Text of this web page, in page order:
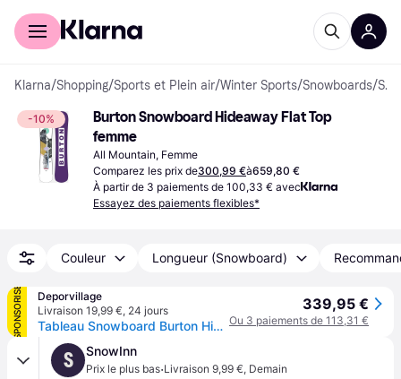
Acheter avec Klarna
Klarna/Shopping/Sports et Plein air/Winter Sports/Snowboards/ Snowboards
-10%
Burton Snowboard Hideaway Flat Top
femme
All Mountain, Femme
Comparez les prix de300,99 €à659,80 €
À partir de 3 paiements de 100,33 € avec
Essayez des paiements flexibles*
Couleur Longueur (Snowboard)
SPONSORISÉ
Deporvillage
Livraison 19,99 €, 24 jours
Tableau Snowboard Burton Hideaway blanc violet femme - 144 - White
339,95 €
Ou 3 paiements de 113,31 €
S SnowInn
Prix le plus bas·Livraison 9,99 €, Demain